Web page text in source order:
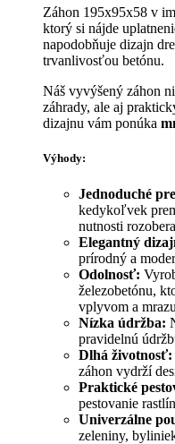
Záhon 195x95x58 v
ktorý si nájde
napodobňuje dizajn
trvanlivosťou betónu.
Náš vyvýšený záhon
záhrady, ale aj
dizajnu vám ponúka
Výhody:
Jednoduché
kedykoľvek
nutnosti
Elegantný
prírodný a
Odolnosť:
železobetónu,
vplyvom a
Nízka údržba:
pravidelnú
Dlhá životnosť:
záhon vydrží
Praktické
pestovanie
Univerzálne
zeleniny,